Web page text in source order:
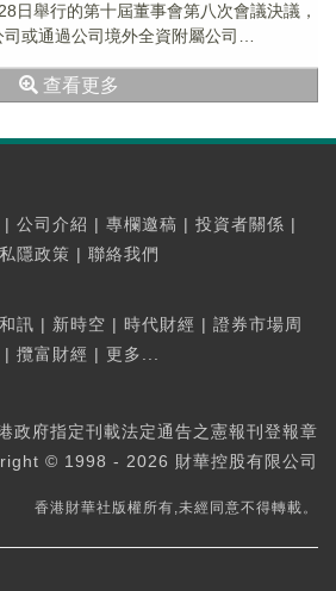
日舉行的第十屆董事會第八次會議決議，
司或通過公司境外全資附屬公司
查看更多
| 公司介紹 | 專欄邀稿 | 投資者關係 |
私隱政策 | 聯絡我們
和訊 | 新時空 | 時代財經 | 證券市場周
| 攬富財經 | 更多...
政府指定刊載法定通告之憲報刊登報章
© 1998 - 2026 財華控股有限公司
香港財華社版權所有,未經同意不得轉載。